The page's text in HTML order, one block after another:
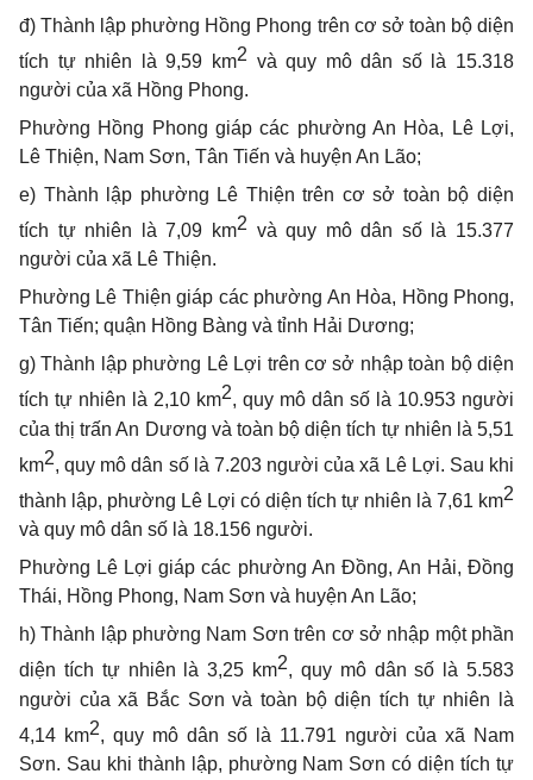
đ) Thành lập phường Hồng Phong trên cơ sở toàn bộ diện
tích tự nhiên là 9,59 km2 và quy mô dân số là 15.318
người của xã Hồng Phong.
Phường Hồng Phong giáp các phường An Hòa, Lê Lợi,
Lê Thiện, Nam Sơn, Tân Tiến và huyện An Lão;
e) Thành lập phường Lê Thiện trên cơ sở toàn bộ diện
tích tự nhiên là 7,09 km2 và quy mô dân số là 15.377
người của xã Lê Thiện.
Phường Lê Thiện giáp các phường An Hòa, Hồng Phong,
Tân Tiến; quận Hồng Bàng và tỉnh Hải Dương;
g) Thành lập phường Lê Lợi trên cơ sở nhập toàn bộ diện
tích tự nhiên là 2,10 km2, quy mô dân số là 10.953 người
của thị trấn An Dương và toàn bộ diện tích tự nhiên là 5,51
km2, quy mô dân số là 7.203 người của xã Lê Lợi. Sau khi
thành lập, phường Lê Lợi có diện tích tự nhiên là 7,61 km2
và quy mô dân số là 18.156 người.
Phường Lê Lợi giáp các phường An Đồng, An Hải, Đồng
Thái, Hồng Phong, Nam Sơn và huyện An Lão;
h) Thành lập phường Nam Sơn trên cơ sở nhập một phần
diện tích tự nhiên là 3,25 km2, quy mô dân số là 5.583
người của xã Bắc Sơn và toàn bộ diện tích tự nhiên là
4,14 km2, quy mô dân số là 11.791 người của xã Nam
Sơn. Sau khi thành lập, phường Nam Sơn có diện tích tự